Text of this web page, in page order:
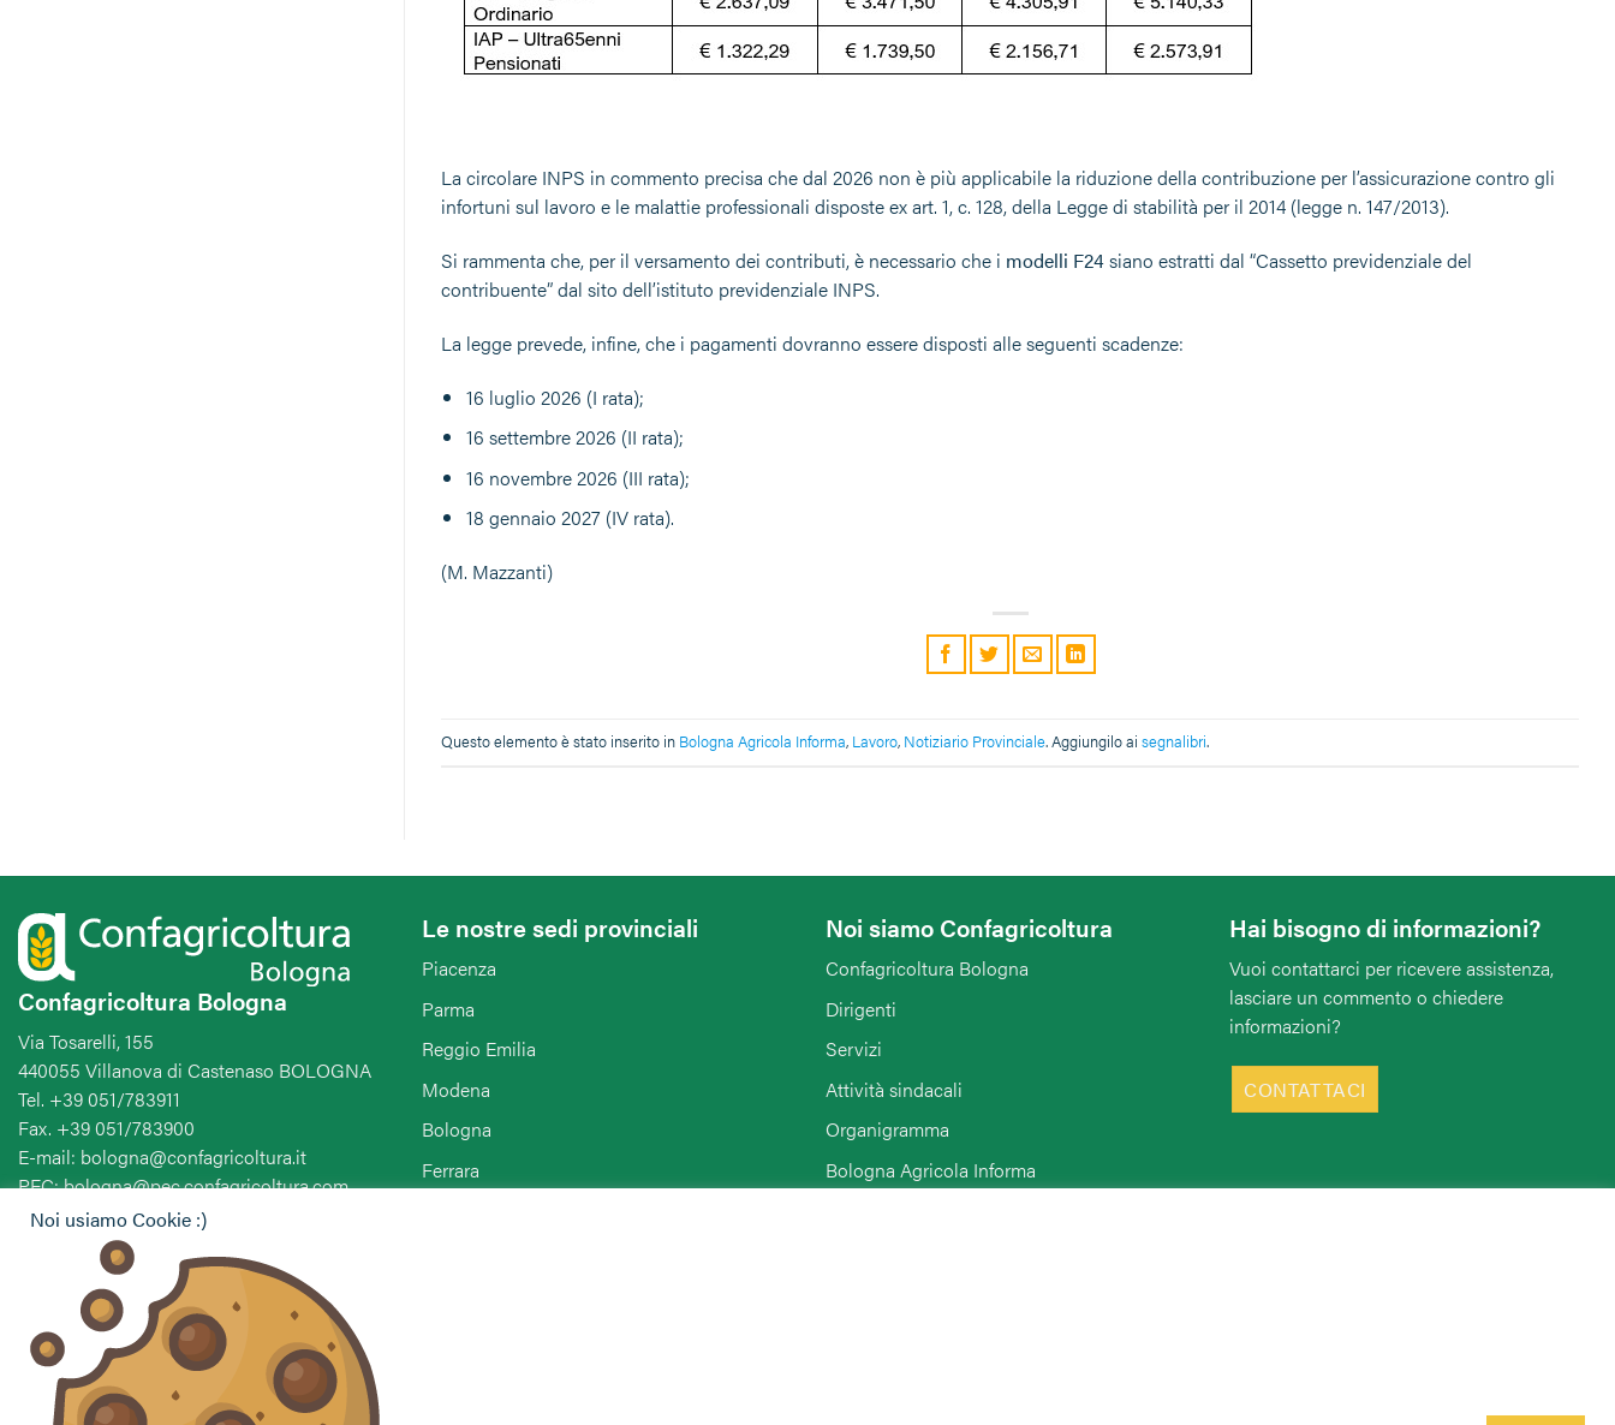
La circolare INPS in commento precisa che dal 2026 non è più applicabile la riduzione della contribuzione per l’assicurazione contro gli
infortuni sul lavoro e le malattie professionali disposte ex art. 1, c. 128, della Legge di stabilità per il 2014 (legge n. 147/2013).
Si rammenta che, per il versamento dei contributi, è necessario che i modelli F24siano estratti dal “Cassetto previdenziale del
contribuente” dal sito dell’istituto previdenziale INPS.
La legge prevede, infine, che i pagamenti dovranno essere disposti alle seguenti scadenze:
16 luglio 2026 (I rata);
16 settembre 2026 (II rata);
16 novembre 2026 (III rata);
18 gennaio 2027 (IV rata).
(M. Mazzanti)
Questo elemento è stato inserito in Bologna Agricola Informa, Lavoro, Notiziario Provinciale. Aggiungilo ai segnalibri.
Confagricoltura Bologna
Via Tosarelli, 155
440055 Villanova di Castenaso BOLOGNA
Tel. +39 051/783911
Fax. +39 051/783900
E-mail: bologna@confagricoltura.it
PEC: bologna@pec.confagricoltura.com
Le nostre sedi provinciali
Piacenza
Parma
Reggio Emilia
Modena
Bologna
Ferrara
Noi siamo Confagricoltura
Confagricoltura Bologna
Dirigenti
Servizi
Attività sindacali
Organigramma
Bologna Agricola Informa
Hai bisogno di informazioni?
Vuoi contattarci per ricevere assistenza,
lasciare un commento o chiedere
informazioni?
CONTATTACI
Seguici sui social
Noi usiamo Cookie :)